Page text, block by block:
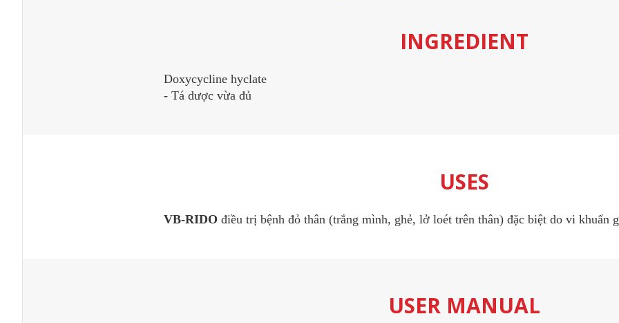
INGREDIENT
Doxycycline hyclate
- Tá dược vừa đủ
USES
VB-RIDO điều trị bệnh đỏ thân (trắng mình, ghẻ, lở loét trên thân) đặc biệt do vi khuẩn
USER MANUAL